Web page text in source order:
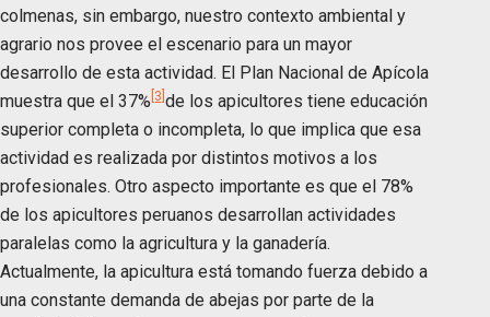
colmenas, sin embargo, nuestro contexto ambiental y
agrario nos provee el escenario para un mayor
desarrollo de esta actividad. El Plan Nacional de Apícola
muestra que el 37% [3] de los apicultores tiene educación
superior completa o incompleta, lo que implica que esa
actividad es realizada por distintos motivos a los
profesionales. Otro aspecto importante es que el 78%
de los apicultores peruanos desarrollan actividades
paralelas como la agricultura y la ganadería.
Actualmente, la apicultura está tomando fuerza debido a
una constante demanda de abejas por parte de la